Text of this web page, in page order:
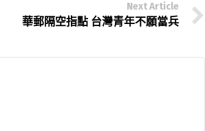
Next Article
華郵隔空指點 台灣青年不願當兵